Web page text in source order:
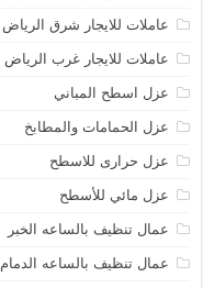
عاملات للايجار شرق الرياض
عاملات للايجار غرب الرياض
عزل اسطح المباني
عزل الحمامات والمطابخ
عزل حرارى للاسطح
عزل مائي للأسطح
عمال تنظيف بالساعه الخبر
عمال تنظيف بالساعه الدمام